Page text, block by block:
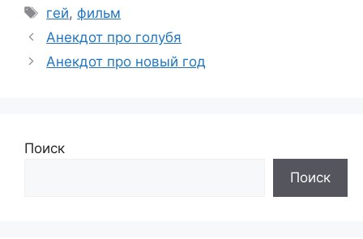
Метки
гей, фильм
Анекдот про голубя
Анекдот про новый год
Поиск
Поиск